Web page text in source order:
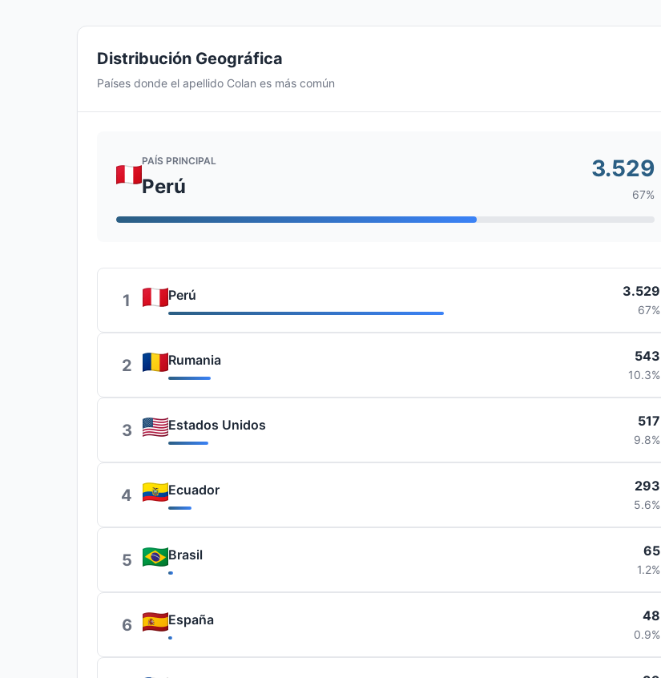
Distribución Geográfica
Países donde el apellido Colan es más común
PAÍS PRINCIPAL
Perú
3.529
67%
1 Perú 3.529
67%
2 Rumania 543
10.3%
3 Estados Unidos 517
9.8%
4 Ecuador 293
5.6%
5 Brasil 65
1.2%
6 España 48
0.9%